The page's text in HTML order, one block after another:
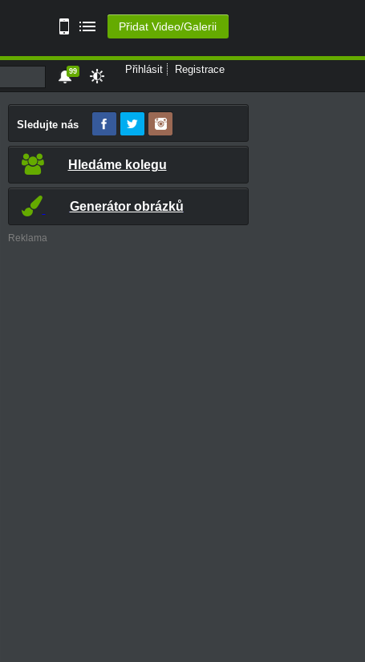
Přidat Video/Galerii
Přihlásit Registrace
99
Sledujte nás
Hledáme kolegu
Generátor obrázků
Reklama